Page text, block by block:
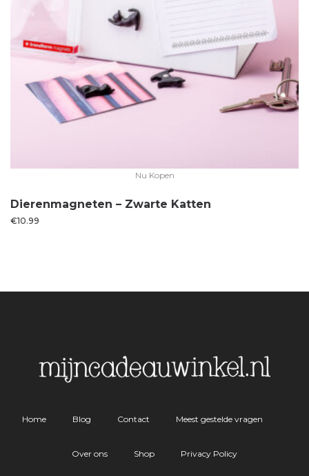
Nu Kopen
Dierenmagneten – Zwarte Katten
€10.99
Home Blog Contact Meest gestelde vragen
Over ons Shop Privacy Policy